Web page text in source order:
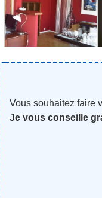
Vous souhaitez faire
Je vous conseille